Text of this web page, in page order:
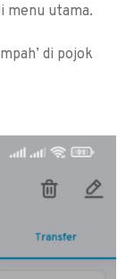
menu utama.
di pojok